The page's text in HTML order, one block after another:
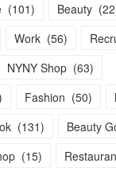
(101) Beauty (22
Work (56)
NYNY Shop (63)
Fashion (50)
(131) Beauty
(15) Restauran